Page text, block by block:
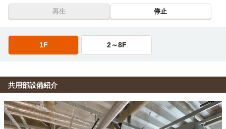
再生 停止
1F 2～8F
共用部設備紹介